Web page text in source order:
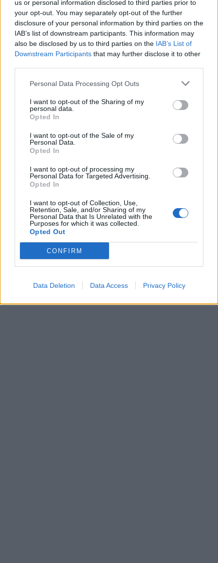
us or personal information disclosed to third parties prior to
your opt-out. You may separately opt-out of the further
disclosure of your personal information by third parties on the
IAB’s list of downstream participants. This information may
also be disclosed by us to third parties on the IAB’s List of
Downstream Participants that may further disclose it to other
Personal Data Processing Opt Outs
I want to opt-out of the Sharing of my
personal data.
Opted In
I want to opt-out of the Sale of my
Personal Data.
Opted In
I want to opt-out of processing my
Personal Data for Targeted Advertising.
Opted In
I want to opt-out of Collection, Use,
Retention, Sale, and/or Sharing of my
Personal Data that Is Unrelated with the
Purposes for which it was collected.
Opted Out
CONFIRM
Data Deletion Data Access Privacy Policy
ΥΓΕΙΑ 08 Αυγούστου 2026 15:01
Το φαρμακείο των διακοπών: Τι να πάρετε μαζί σας
για πονοκέφαλο, αλλεργίες, δυσπεψία και τραύματα
08 Αυγούστου 2026
Tanmaxxing: Δερματολόγος προειδοποιεί για το νέο
trend που στέλνει τη Gen Z στον ήλιο χωρίς
αντηλιακό